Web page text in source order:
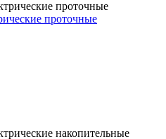
проточные